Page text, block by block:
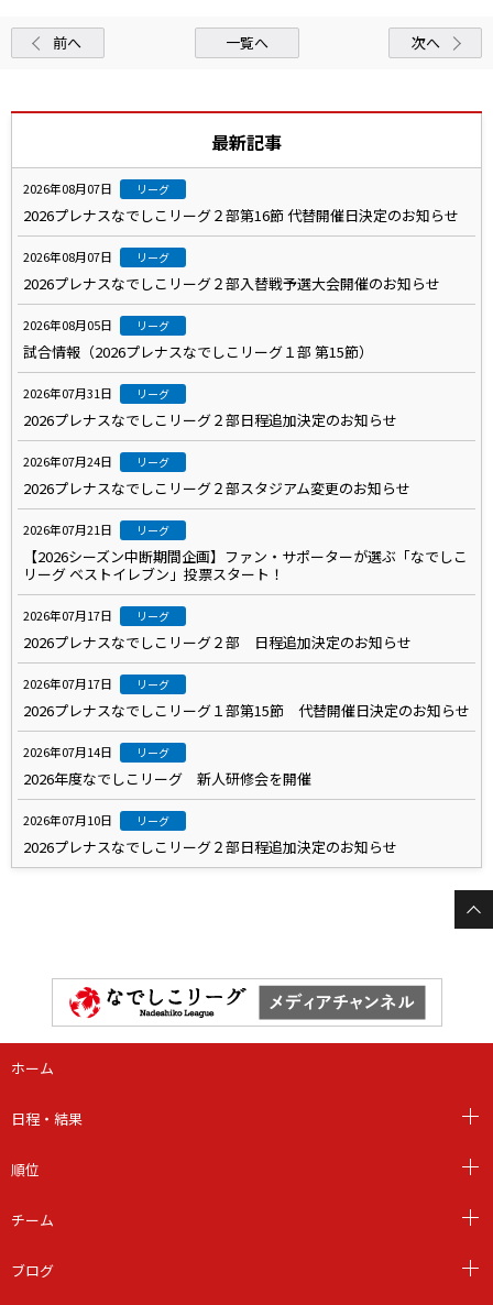
前へ 一覧へ 次へ
最新記事
2026年08月07日 リーグ
2026プレナスなでしこリーグ２部第16節 代替開催日決定のお知らせ
2026年08月07日 リーグ
2026プレナスなでしこリーグ２部入替戦予選大会開催のお知らせ
2026年08月05日 リーグ
試合情報（2026プレナスなでしこリーグ１部 第15節）
2026年07月31日 リーグ
2026プレナスなでしこリーグ２部日程追加決定のお知らせ
2026年07月24日 リーグ
2026プレナスなでしこリーグ２部スタジアム変更のお知らせ
2026年07月21日 リーグ
【2026シーズン中断期間企画】ファン・サポーターが選ぶ「なでしこ
リーグ ベストイレブン」投票スタート！
2026年07月17日 リーグ
2026プレナスなでしこリーグ２部 日程追加決定のお知らせ
2026年07月17日 リーグ
2026プレナスなでしこリーグ１部第15節 代替開催日決定のお知らせ
2026年07月14日 リーグ
2026年度なでしこリーグ 新人研修会を開催
2026年07月10日 リーグ
2026プレナスなでしこリーグ２部日程追加決定のお知らせ
ホーム
日程・結果
順位
チーム
ブログ